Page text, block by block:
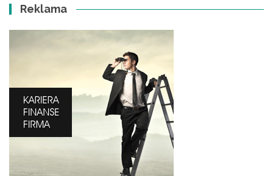
Reklama